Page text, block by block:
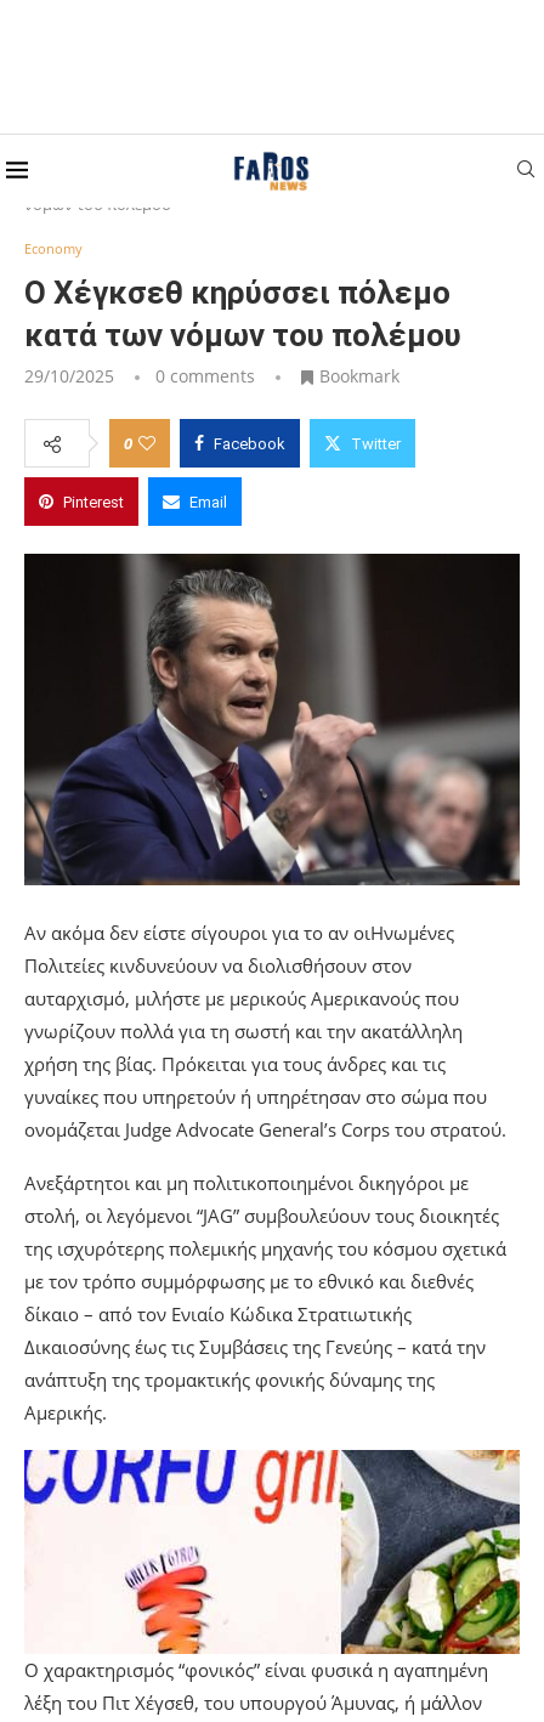
Home
Ο Χέγκσεθ κηρύσσει πόλεμο κατά των
νόμων του πολέμου
Economy
Ο Χέγκσεθ κηρύσσει πόλεμο
κατά των νόμων του πολέμου
29/10/2025 0 comments Bookmark
0 Facebook Twitter
Pinterest Email
Αν ακόμα δεν είστε σίγουροι για το αν οιΗνωμένες
Πολιτείες κινδυνεύουν να διολισθήσουν στον
αυταρχισμό, μιλήστε με μερικούς Αμερικανούς που
γνωρίζουν πολλά για τη σωστή και την ακατάλληλη
χρήση της βίας. Πρόκειται για τους άνδρες και τις
γυναίκες που υπηρετούν ή υπηρέτησαν στο σώμα που
ονομάζεται Judge Advocate General’s Corps του στρατού.
Ανεξάρτητοι και μη πολιτικοποιημένοι δικηγόροι με
στολή, οι λεγόμενοι “JAG” συμβουλεύουν τους διοικητές
της ισχυρότερης πολεμικής μηχανής του κόσμου σχετικά
με τον τρόπο συμμόρφωσης με το εθνικό και διεθνές
δίκαιο – από τον Ενιαίο Κώδικα Στρατιωτικής
Δικαιοσύνης έως τις Συμβάσεις της Γενεύης – κατά την
ανάπτυξη της τρομακτικής φονικής δύναμης της
Αμερικής.
Ο χαρακτηρισμός “φονικός” είναι φυσικά η αγαπημένη
λέξη του Πιτ Χέγσεθ, του υπουργού Άμυνας, ή μάλλον